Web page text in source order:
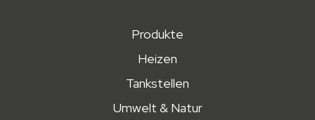
Produkte
Heizen
Tankstellen
Umwelt & Natur